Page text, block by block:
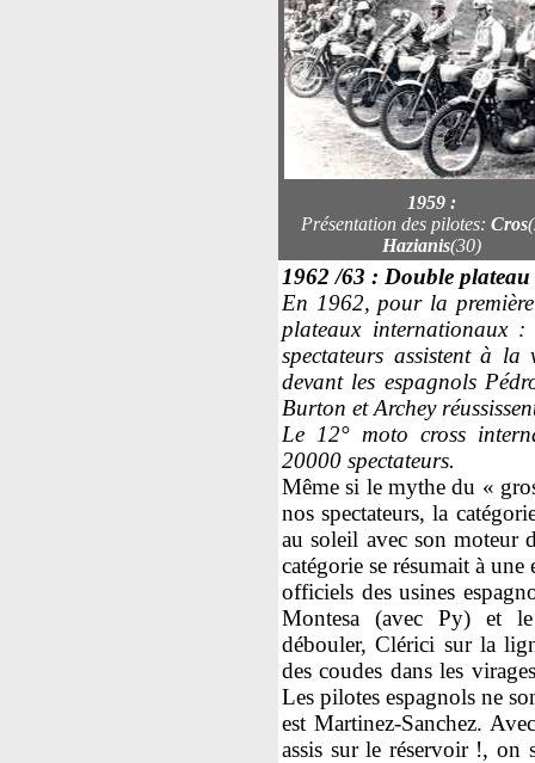
1959 :
Présentation des pilotes: Cros
Hazianis(30)
1962 /63 : Double
En 1962, pour la
plateaux internationaux
spectateurs assistent à
devant les espagnols
Burton et Archey
Le 12° moto cross
20000 spectateurs.
Même si le mythe du «
nos spectateurs, la
au soleil avec son moteur
catégorie se résumait à
officiels des usines
Montesa (avec Py) et
débouler, Clérici sur la
des coudes dans les
Les pilotes espagnols ne
est Martinez-Sanchez.
assis sur le réservoir !, on